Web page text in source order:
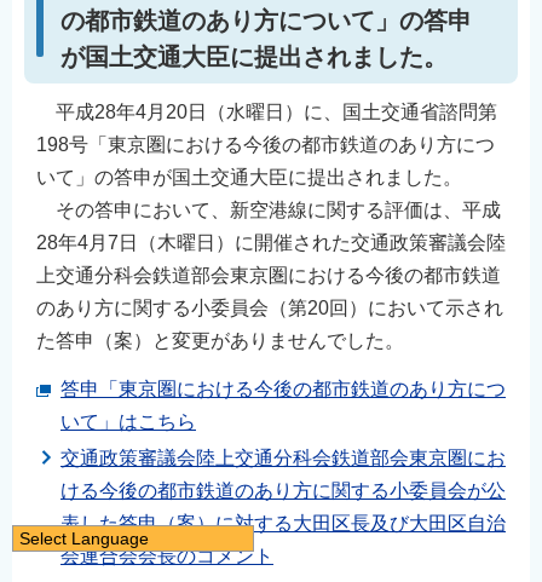
の都市鉄道のあり方について」の答申
が国土交通大臣に提出されました。
平成28年4月20日（水曜日）に、国土交通省諮問第
198号「東京圏における今後の都市鉄道のあり方につ
いて」の答申が国土交通大臣に提出されました。
その答申において、新空港線に関する評価は、平成
28年4月7日（木曜日）に開催された交通政策審議会陸
上交通分科会鉄道部会東京圏における今後の都市鉄道
のあり方に関する小委員会（第20回）において示され
た答申（案）と変更がありませんでした。
答申「東京圏における今後の都市鉄道のあり方につ
いて」はこちら
交通政策審議会陸上交通分科会鉄道部会東京圏にお
ける今後の都市鉄道のあり方に関する小委員会が公
表した答申（案）に対する大田区長及び大田区自治
会連合会会長のコメント
Select Language
日本語